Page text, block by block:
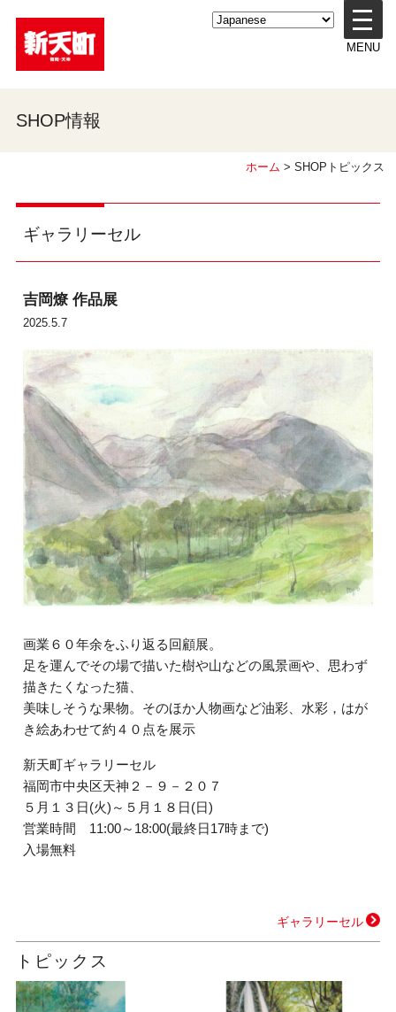
メ
ニ
ュ
MENU
SHOP情報
ホーム > SHOPトピックス
ギャラリーセル
吉岡燎 作品展
2025.5.7
画業６０年余をふり返る回顧展。
足を運んでその場で描いた樹や山などの風景画や、思わず
描きたくなった猫、
美味しそうな果物。そのほか人物画など油彩、水彩，はが
き絵あわせて約４０点を展示
新天町ギャラリーセル
福岡市中央区天神２－９－２０７
５月１３日(火)～５月１８日(日)
営業時間 11:00～18:00(最終日17時まで)
入場無料
ギャラリーセル
トピックス